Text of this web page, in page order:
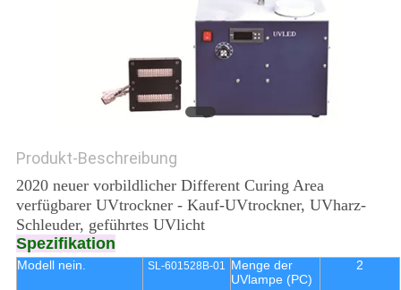
PRIVACY
Produkt-Beschreibung
2020 neuer vorbildlicher Different Curing Area
verfügbarer UVtrockner - Kauf-UVtrockner, UVharz-
Schleuder, geführtes UVlicht
Spezifikation
Modell nein. SL-601528B-01 Menge der
UVlampe (PC)
2